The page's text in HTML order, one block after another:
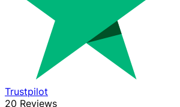
Trustpilot
20 Reviews